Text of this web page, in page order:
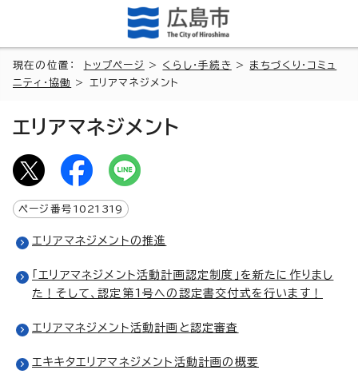
現在の位置： トップページ > くらし・手続き > まちづくり・コミュ
ニティ・協働
> エリアマネジメント
エリアマネジメント
ページ番号 1021319
エリアマネジメントの推進
「エリアマネジメント活動計画認定制度」を新たに作りまし
た！そして、認定第1号への認定書交付式を行います！
エリアマネジメント活動計画と認定審査
エキキタエリアマネジメント活動計画の概要